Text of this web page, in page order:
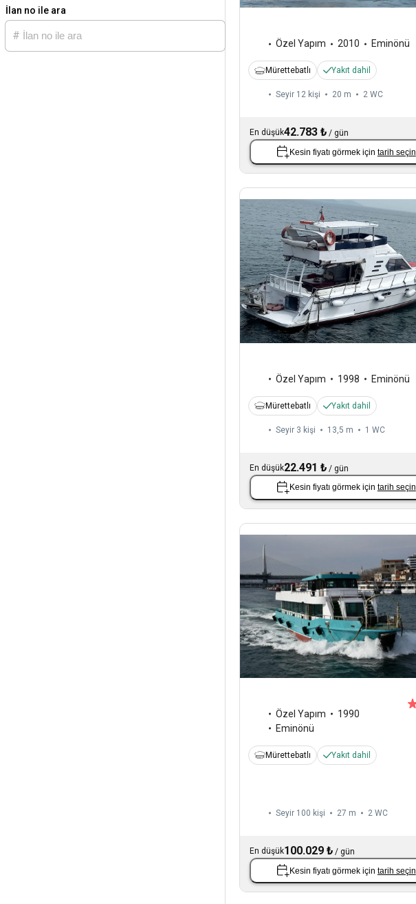
İlan no ile ara
Özel Yapım 2010 Eminönü
Mürettebatlı Yakıt dahil
Seyir 12 kişi 20 m 2 WC
En düşük42.783 ₺ / gün
Kesin fiyatı görmek için tarih seçin
Özel Yapım 1998 Eminönü
Mürettebatlı Yakıt dahil
Seyir 3 kişi 13,5 m 1 WC
En düşük22.491 ₺ / gün
Kesin fiyatı görmek için tarih seçin
Özel Yapım
1990
Eminönü
Mürettebatlı Yakıt dahil
Seyir 100 kişi 27 m 2 WC
En düşük100.029 ₺ / gün
Kesin fiyatı görmek için tarih seçin